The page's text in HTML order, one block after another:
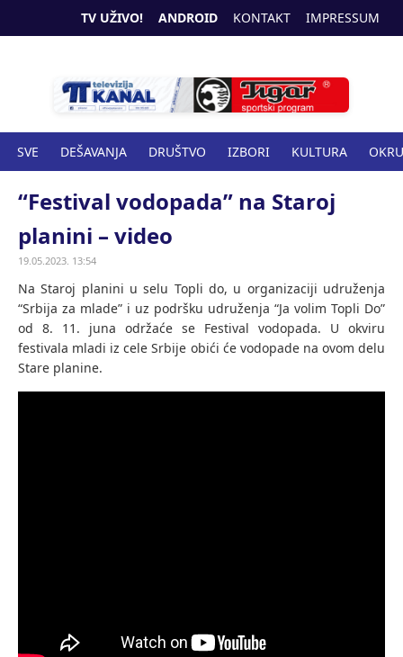
TV UŽIVO! ANDROID KONTAKT IMPRESSUM
SVE DEŠAVANJA DRUŠTVO IZBORI KULTURA
SPORT ZANIMLJIVOSTI ZDRAVSTVO
“Festival vodopada” na Staroj
planini – video
19.05.2023. 13:54
Na Staroj planini u selu Topli do, u organizaciji udruženja
“Srbija za mlade” i uz podršku udruženja “Ja volim Topli Do”
od 8. 11. juna održaće se Festival vodopada. U okviru
festivala mladi iz cele Srbije obići će vodopade na ovom delu
Stare planine.